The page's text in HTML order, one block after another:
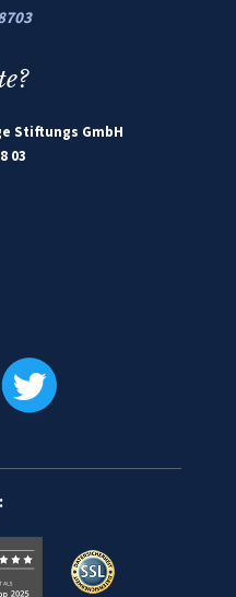
Stiftungs GmbH
03